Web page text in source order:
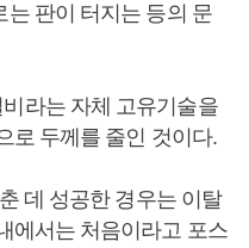
판이 터지는 등의 문
라는 자체 고유기술을
로 두께를 줄인 것이다.
데 성공한 경우는 이탈
에서는 처음이라고 포스